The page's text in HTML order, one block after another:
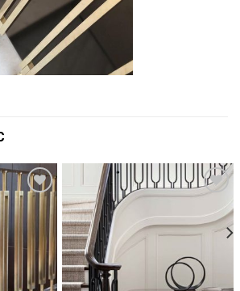
Add to
wishlist
wishlist